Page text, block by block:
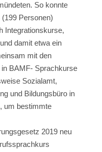
So konnte
Personen)
Integrationskurse,
damit etwa ein
mit den
BAMF- Sprachkurse
Sozialamt,
und Bildungsbüro in
um bestimmte
2019 neu